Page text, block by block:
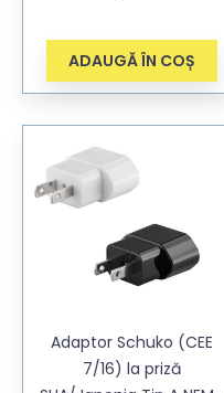
ADAUGĂ ÎN COȘ
Adaptor Schuko (CEE
7/16) la priză